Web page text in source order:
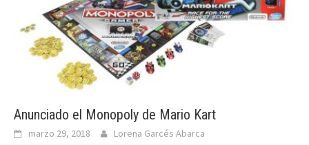
Anunciado el Monopoly de Mario Kart
marzo 29, 2018 Lorena Garcés Abarca